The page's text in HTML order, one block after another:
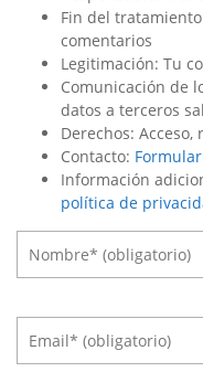
Fin del
comentarios
Legitimación: Tu
Comunicación de
datos a terceros
Derechos:
Contacto:
Información
política de